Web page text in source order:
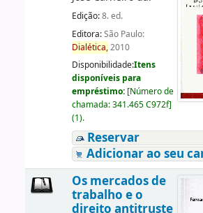
Edição:8. ed.
Editora:São Paulo:
Dialética,2010
Disponibilidade:Itens
disponíveis para
empréstimo: [Número de
chamada:341.465 C972f]
(1).
Reservar
Adicionar ao seu
Os mercados de
trabalho e o
direito antitruste